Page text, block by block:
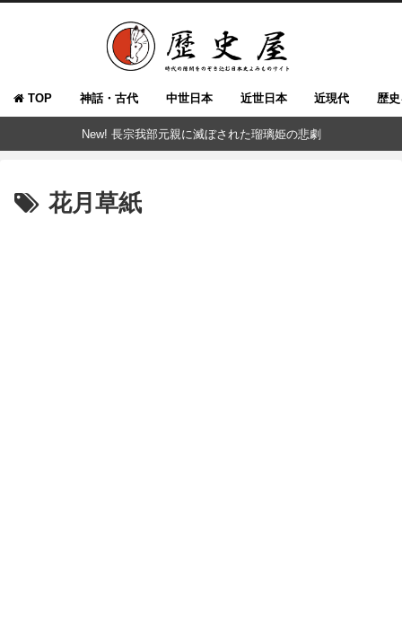
TOP 神話・古代 中世日本 近世日本 近現代 歴
New! 長宗我部元親に滅ぼされた瑠璃姫の悲劇
花月草紙